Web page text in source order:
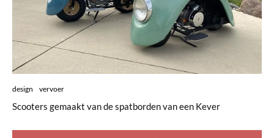
design vervoer
Scooters gemaakt van de spatborden van een Kever